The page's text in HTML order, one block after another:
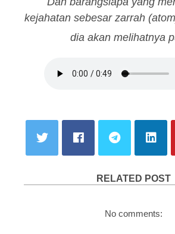
kejahatan sebesar zarrah
dia akan melihatnya
RELATED POST
No comments: